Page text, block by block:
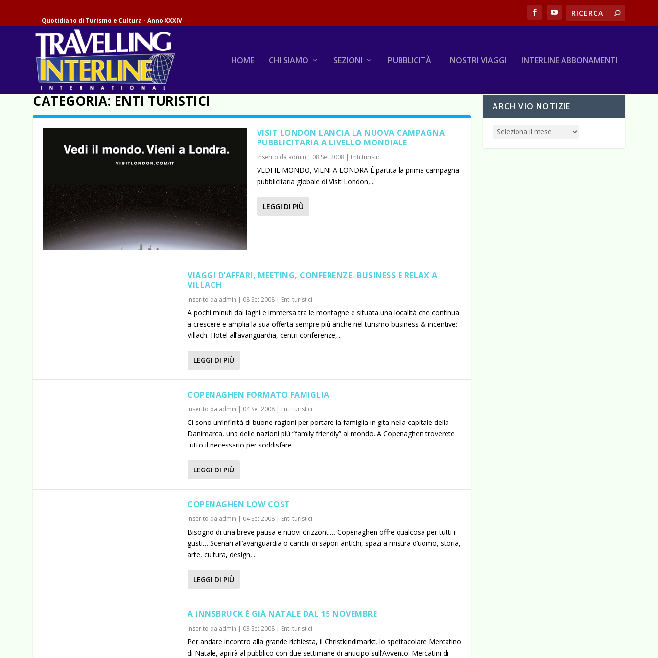
Quotidiano di Turismo e Cultura - Anno XXXIV
HOME CHI SIAMO SEZIONI PUBBLICITÀ I NOSTRI VIAGGI INTERLINE ABBONAMENTI
CATEGORIA: ENTI TURISTICI
VISIT LONDON LANCIA LA NUOVA CAMPAGNA
PUBBLICITARIA A LIVELLO MONDIALE
Inserito da admin | 08 Set 2008| Enti turistici
VEDI IL MONDO, VIENI A LONDRA È partita la prima campagna
pubblicitaria globale di Visit London,...
LEGGI DI PIÙ
VIAGGI D’AFFARI, MEETING, CONFERENZE, BUSINESS E RELAX A
VILLACH
Inserito da admin | 08 Set 2008 | Enti turistici
A pochi minuti dai laghi e immersa tra le montagne è situata una località che continua
a crescere e amplia la sua offerta sempre più anche nel turismo business & incentive:
Villach. Hotel all’avanguardia, centri conferenze,...
LEGGI DI PIÙ
COPENAGHEN FORMATO FAMIGLIA
Inserito da admin | 04 Set 2008 | Enti turistici
Ci sono un’infinità di buone ragioni per portare la famiglia in gita nella capitale della
Danimarca, una delle nazioni più “family friendly” al mondo. A Copenaghen troverete
tutto il necessario per soddisfare...
LEGGI DI PIÙ
COPENAGHEN LOW COST
Inserito da admin | 04 Set 2008 | Enti turistici
Bisogno di una breve pausa e nuovi orizzonti… Copenaghen offre qualcosa per tutti i
gusti… Scenari all’avanguardia o carichi di sapori antichi, spazi a misura d’uomo, storia,
arte, cultura, design,...
LEGGI DI PIÙ
A INNSBRUCK È GIÀ NATALE DAL 15 NOVEMBRE
Inserito da admin | 03 Set 2008 | Enti turistici
Per andare incontro alla grande richiesta, il Christkindlmarkt, lo spettacolare Mercatino
di Natale, aprirà al pubblico con due settimane di anticipo sull’Avvento. Mercatini di
ARCHIVIO NOTIZIE